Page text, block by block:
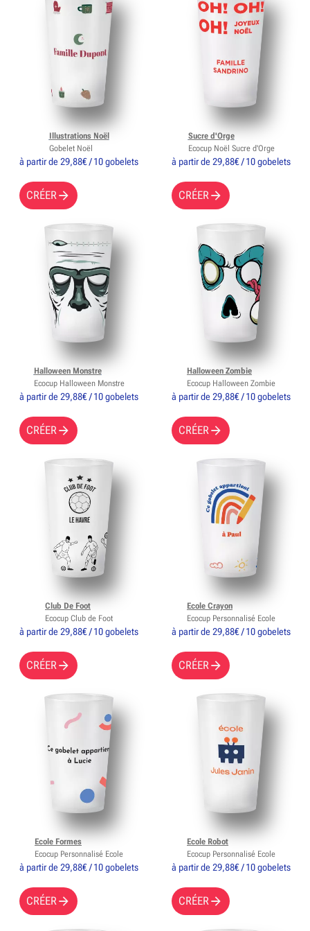
à partir de 29,88€ / 10 gobelets
CRÉER
Illustrations Noël
Gobelet Noël
à partir de 29,88€ / 10 gobelets
CRÉER
Sucre d'Orge
Ecocup Noël Sucre d'Orge
à partir de 29,88€ / 10 gobelets
CRÉER
Halloween Monstre
Ecocup Halloween Monstre
à partir de 29,88€ / 10 gobelets
CRÉER
Halloween Zombie
Ecocup Halloween Zombie
à partir de 29,88€ / 10 gobelets
CRÉER
Club De Foot
Ecocup Club de Foot
à partir de 29,88€ / 10 gobelets
CRÉER
Ecole Crayon
Ecocup Personnalisé Ecole
à partir de 29,88€ / 10 gobelets
CRÉER
Ecole Formes
Ecocup Personnalisé Ecole
à partir de 29,88€ / 10 gobelets
CRÉER
Ecole Robot
Ecocup Personnalisé Ecole